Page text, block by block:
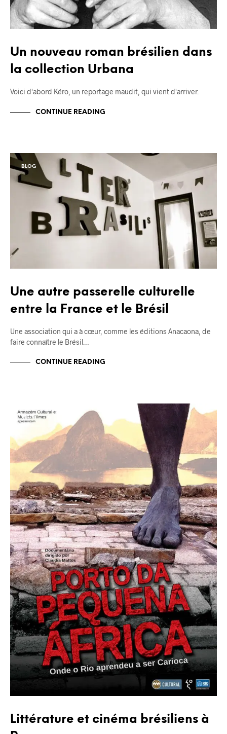
Un nouveau roman brésilien dans
la collection Urbana
Voici d'abord Kéro, un reportage maudit, qui vient d'arriver.
CONTINUE READING
BLOG
Une autre passerelle culturelle
entre la France et le Brésil
Une association qui a à cœur, comme les éditions Anacaona, de
faire connaître le Brésil…
CONTINUE READING
BLOG
Littérature et cinéma brésiliens à